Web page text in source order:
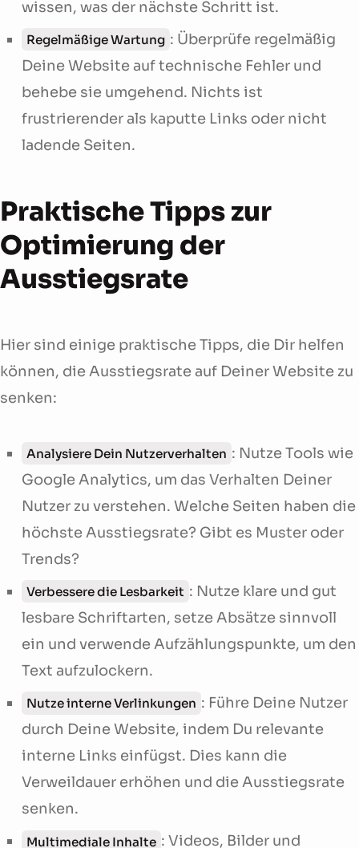
wissen, was der nächste Schritt ist.
Regelmäßige Wartung : Überprüfe regelmäßig
Deine Website auf technische Fehler und
behebe sie umgehend. Nichts ist
frustrierender als kaputte Links oder nicht
ladende Seiten.
Praktische Tipps zur
Optimierung der
Ausstiegsrate
Hier sind einige praktische Tipps, die Dir helfen
können, die Ausstiegsrate auf Deiner Website zu
senken:
Analysiere Dein Nutzerverhalten : Nutze Tools wie
Google Analytics, um das Verhalten Deiner
Nutzer zu verstehen. Welche Seiten haben die
höchste Ausstiegsrate? Gibt es Muster oder
Trends?
Verbessere die Lesbarkeit : Nutze klare und gut
lesbare Schriftarten, setze Absätze sinnvoll
ein und verwende Aufzählungspunkte, um den
Text aufzulockern.
Nutze interne Verlinkungen : Führe Deine Nutzer
durch Deine Website, indem Du relevante
interne Links einfügst. Dies kann die
Verweildauer erhöhen und die Ausstiegsrate
senken.
Multimediale Inhalte : Videos, Bilder und